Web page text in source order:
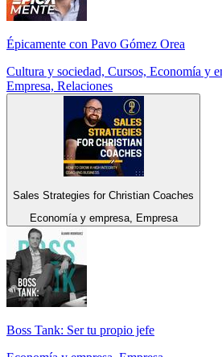
Épicamente con Pavo Gómez Orea
Cultura y sociedad, Cursos, Economía y
Empresa, Relaciones
Sales Strategies for Christian Coaches
Economía y empresa, Empresa
Boss Tank: Ser tu propio jefe